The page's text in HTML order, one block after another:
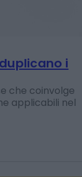
i
che coinvolge
applicabili nel